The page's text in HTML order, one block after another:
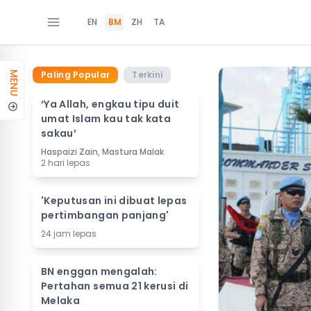
EN BM ZH TA
MENU Paling Popular Terkini
‘Ya Allah, engkau tipu duit
umat Islam kau tak kata
sakau’
Haspaizi Zain, Mastura Malak
2 hari lepas
'Keputusan ini dibuat lepas
pertimbangan panjang'
24 jam lepas
BN enggan mengalah:
Pertahan semua 21 kerusi di
Melaka